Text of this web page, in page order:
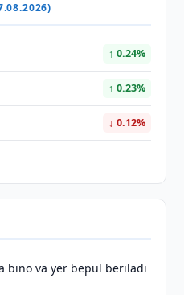
↑ 0.24%
↑ 0.23%
↓ 0.12%
bino va yer bepul beriladi